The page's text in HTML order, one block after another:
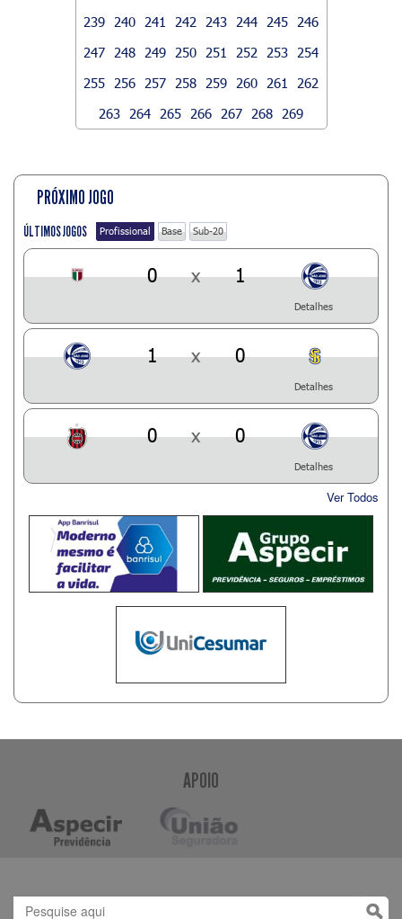
239
240 241 242 243 244 245
246
247
248 249 250 251 252 253
254
255
256 257 258 259 260 261
262
263
264 265 266 267 268 269
PRÓXIMO JOGO
ÚLTIMOS JOGOS Profissional Base Sub-20
0 x 1
Detalhes
1 x 0
Detalhes
0 x 0
Detalhes
Ver Todos
APOIO